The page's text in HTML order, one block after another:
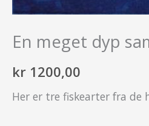
En meget dyp
kr 1200,00
Her er tre fiskearter fra de